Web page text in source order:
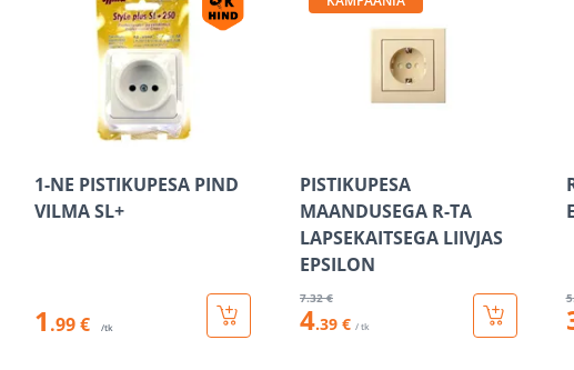
1-NE PISTIKUPESA PIND
VILMA SL+
1 .99 € /tk
PISTIKUPESA
MAANDUSEGA R-TA
LAPSEKAITSEGA LIIVJAS
EPSILON
7.32 €
4.39 € / tk
5